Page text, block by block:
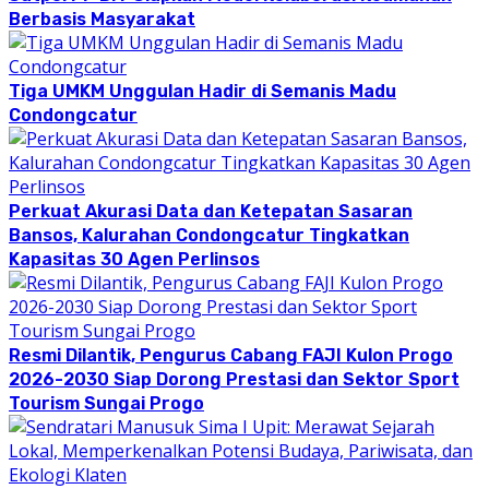
Berbasis Masyarakat
Tiga UMKM Unggulan Hadir di Semanis Madu
Condongcatur
Perkuat Akurasi Data dan Ketepatan Sasaran
Bansos, Kalurahan Condongcatur Tingkatkan
Kapasitas 30 Agen Perlinsos
Resmi Dilantik, Pengurus Cabang FAJI Kulon Progo
2026-2030 Siap Dorong Prestasi dan Sektor Sport
Tourism Sungai Progo